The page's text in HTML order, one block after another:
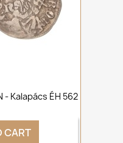
- Kalapács ÉH 562
CART